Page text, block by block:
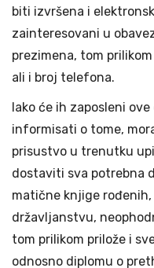
biti izvršena i
zainteresovani u
prezimena, tom
ali i broj telefona.
Iako će ih zaposleni
informisati o tome,
prisustvo u trenutku
dostaviti sva potrebna
matične knjige
državljanstvu,
tom prilikom prilože i
odnosno diplomu o